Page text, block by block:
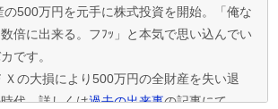
500万円を元手に株式投資を開始。「俺な
倍に出来る。フﾌｯ」と本気で思い込んでい
です。
の大損により500万円の全財産を失い退
代。詳しくは過去の出来事の記事にて